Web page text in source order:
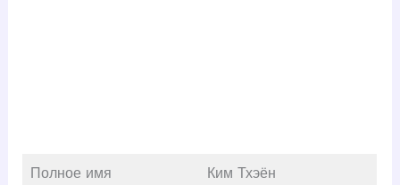
Полное имя Ким Тхэён